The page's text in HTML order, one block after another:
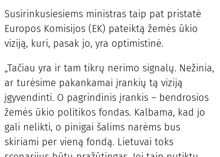
Susirinkusiesiems ministras taip pat pristatė
Europos Komisijos (EK) pateiktą žemės ūkio
viziją, kuri, pasak jo, yra optimistinė.
„Tačiau yra ir tam tikrų nerimo signalų. Nežinia,
ar turėsime pakankamai įrankių tą viziją
įgyvendinti. O pagrindinis įrankis – bendrosios
žemės ūkio politikos fondas. Kalbama, kad jo
gali nelikti, o pinigai šalims narėms bus
skiriami per vieną fondą. Lietuvai toks